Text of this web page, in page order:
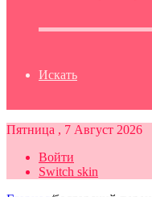
Искать
Пятница , 7 Август 2026
Войти
Switch skin